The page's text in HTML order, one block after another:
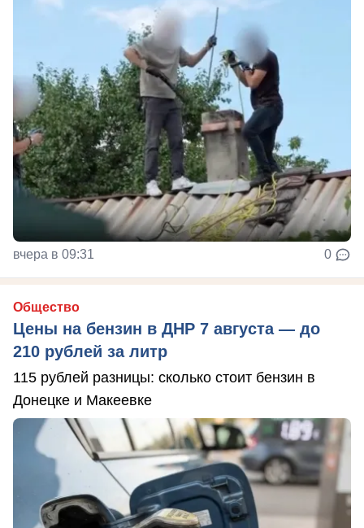
вчера в 09:31 0
Общество
Цены на бензин в ДНР 7 августа — до
210 рублей за литр
115 рублей разницы: сколько стоит бензин в
Донецке и Макеевке